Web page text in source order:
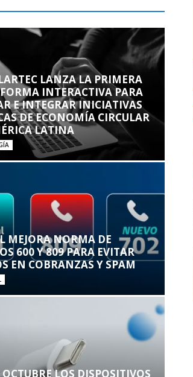
LANZA LA PRIMERA
INTERACTIVA PARA
E INTEGRAR INICIATIVAS
DE ECONOMÍA CIRCULAR
LATINA
MEJORA NORMA DE
600 Y 809 PARA EVITAR
EN COBRANZAS Y SPAM
OCTUBRE LOS DISPOSITIVOS